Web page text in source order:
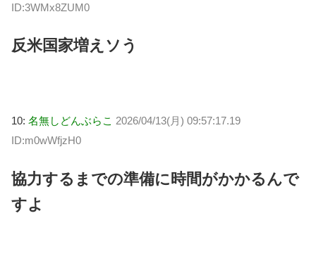
ID:3WMx8ZUM0
反米国家増えソう
10: 名無しどんぶらこ 2026/04/13(月) 09:57:17.19
ID:m0wWfjzH0
協力するまでの準備に時間がかかるんで
すよ